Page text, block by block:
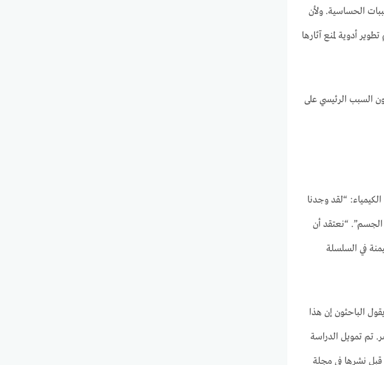
الحساسية. ولأن
أدوية لمنع آثارها
السبب الرئيسي على
“لقد وجدنا
الجسم”. “نعتقد أن
في السلسلة
الباحثون إن هذا
تم تمويل الدراسة
قبل نشرها في مجلة